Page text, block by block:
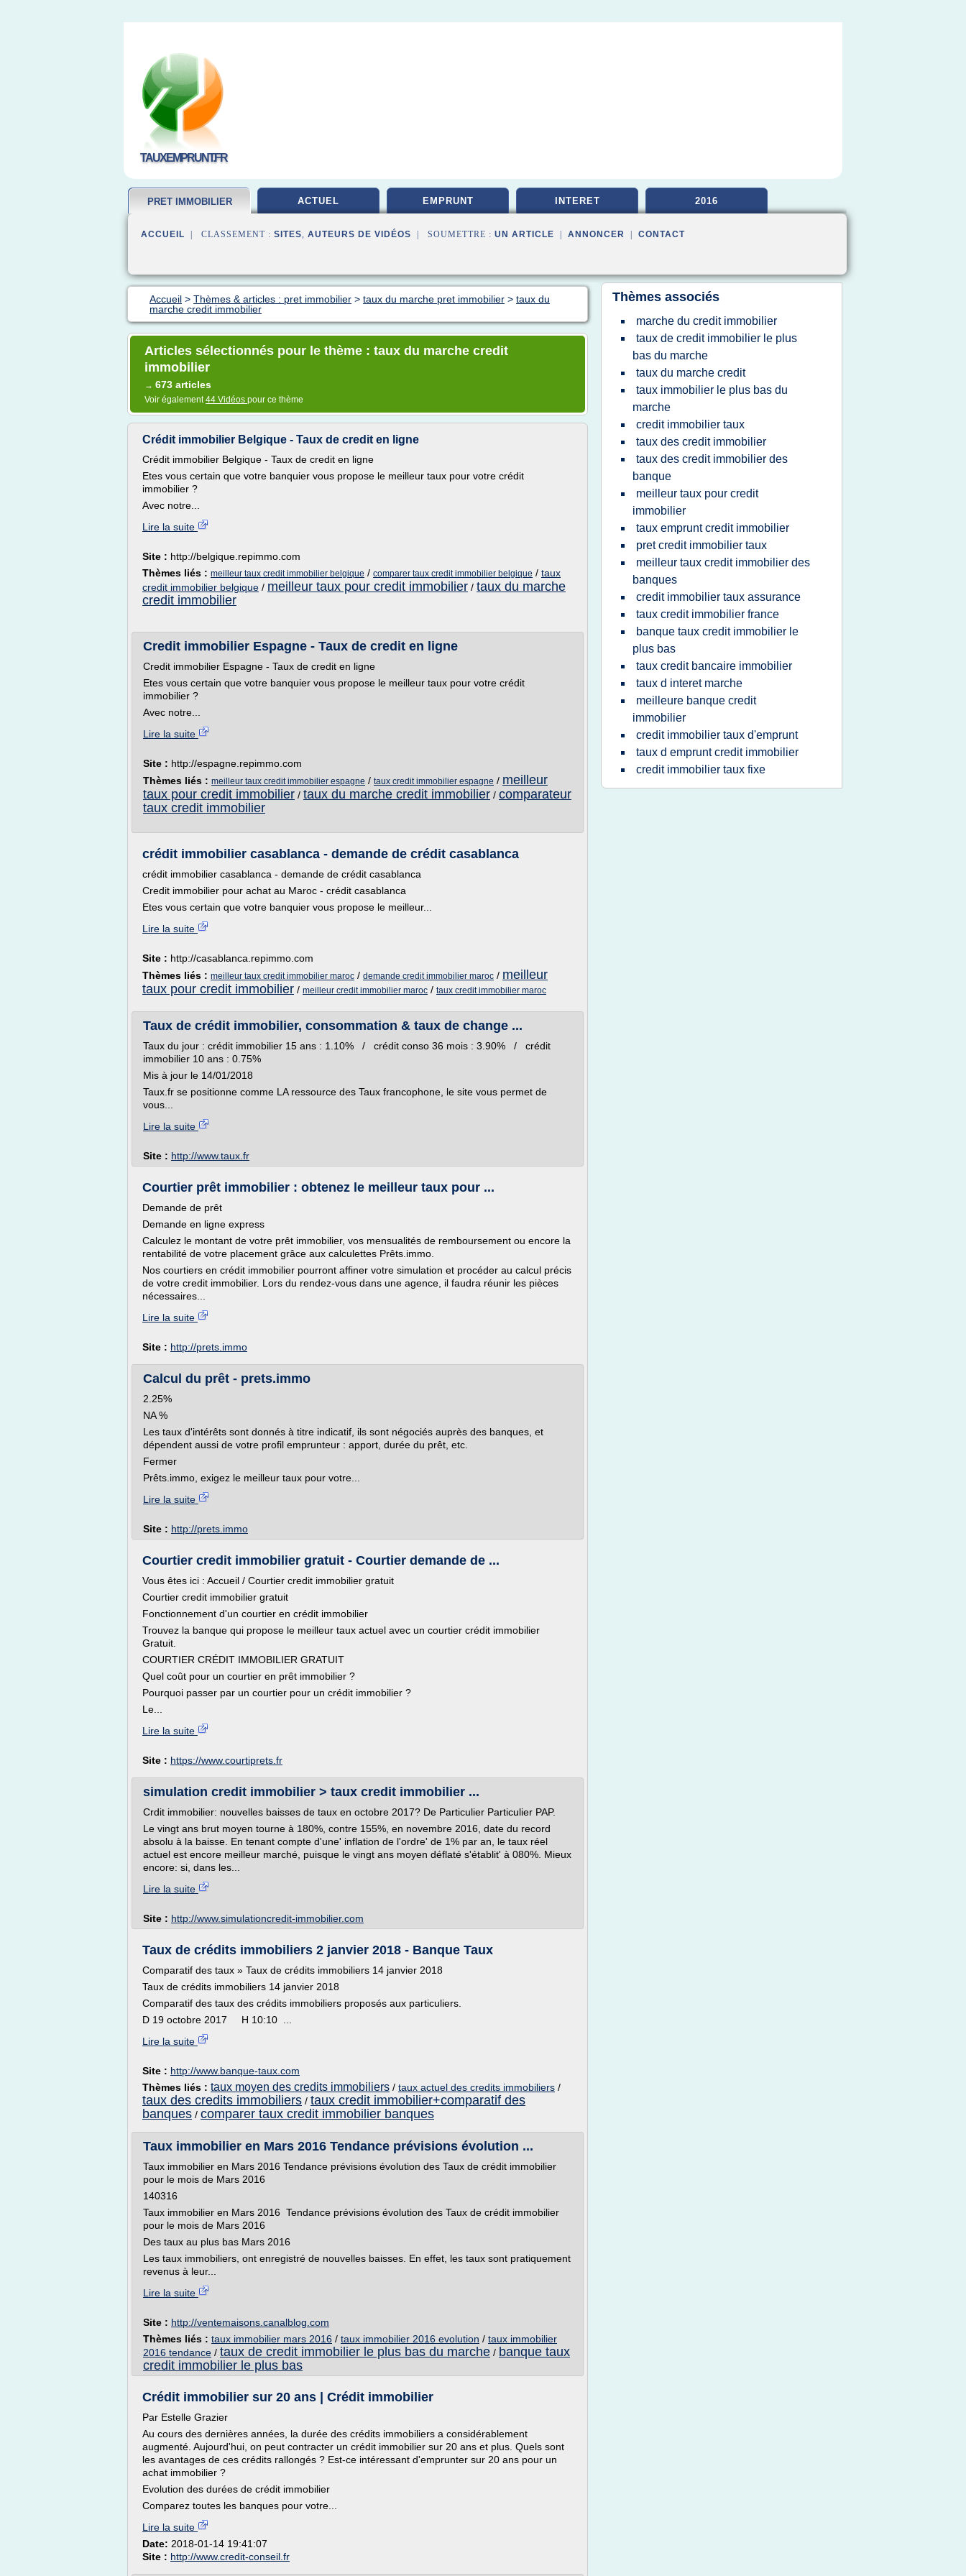
TAUXEMPRUNT.FR
PRET IMMOBILIER ACTUEL EMPRUNT INTERET 2016
ACCUEIL | CLASSEMENT : SITES, AUTEURS DE VIDÉOS | SOUMETTRE : UN ARTICLE ANNONCER CONTACT
Accueil > Thèmes & articles : pret immobilier > taux du marche pret immobilier > taux du
marche credit immobilier
Articles sélectionnés pour le thème : taux du marche credit
immobilier
→ 673 articles
Voir également44 Vidéos pour ce thème
Crédit immobilier Belgique - Taux de credit en ligne
Crédit immobilier Belgique - Taux de credit en ligne
Etes vous certain que votre banquier vous propose le meilleur taux pour votre crédit
immobilier ?
Avec notre...
Lire la suite
Site : http://belgique.repimmo.com
Thèmes liés : meilleur taux credit immobilier belgique / comparer taux credit immobilier belgique / taux
credit immobilier belgique / meilleur taux pour credit immobilier / taux du marche
credit immobilier
Credit immobilier Espagne - Taux de credit en ligne
Credit immobilier Espagne - Taux de credit en ligne
Etes vous certain que votre banquier vous propose le meilleur taux pour votre crédit
immobilier ?
Avec notre...
Lire la suite
Site : http://espagne.repimmo.com
Thèmes liés : meilleur taux credit immobilier espagne / taux credit immobilier espagne / meilleur
taux pour credit immobilier / taux du marche credit immobilier / comparateur
taux credit immobilier
crédit immobilier casablanca - demande de crédit casablanca
crédit immobilier casablanca - demande de crédit casablanca
Credit immobilier pour achat au Maroc - crédit casablanca
Etes vous certain que votre banquier vous propose le meilleur...
Lire la suite
Site : http://casablanca.repimmo.com
Thèmes liés : meilleur taux credit immobilier maroc / demande credit immobilier maroc / meilleur
taux pour credit immobilier / meilleur credit immobilier maroc / taux credit immobilier maroc
Taux de crédit immobilier, consommation & taux de change ...
Taux du jour : crédit immobilier 15 ans : 1.10% / crédit conso 36 mois : 3.90% / crédit
immobilier 10 ans : 0.75%
Mis à jour le 14/01/2018
Taux.fr se positionne comme LA ressource des Taux francophone, le site vous permet de
vous...
Lire la suite
Site : http://www.taux.fr
Courtier prêt immobilier : obtenez le meilleur taux pour ...
Demande de prêt
Demande en ligne express
Calculez le montant de votre prêt immobilier, vos mensualités de remboursement ou encore la
rentabilité de votre placement grâce aux calculettes Prêts.immo.
Nos courtiers en crédit immobilier pourront affiner votre simulation et procéder au calcul précis
de votre credit immobilier. Lors du rendez-vous dans une agence, il faudra réunir les pièces
nécessaires...
Lire la suite
Site : http://prets.immo
Calcul du prêt - prets.immo
2.25%
NA %
Les taux d'intérêts sont donnés à titre indicatif, ils sont négociés auprès des banques, et
dépendent aussi de votre profil emprunteur : apport, durée du prêt, etc.
Fermer
Prêts.immo, exigez le meilleur taux pour votre...
Lire la suite
Site : http://prets.immo
Courtier credit immobilier gratuit - Courtier demande de ...
Vous êtes ici : Accueil / Courtier credit immobilier gratuit
Courtier credit immobilier gratuit
Fonctionnement d'un courtier en crédit immobilier
Trouvez la banque qui propose le meilleur taux actuel avec un courtier crédit immobilier
Gratuit.
COURTIER CRÉDIT IMMOBILIER GRATUIT
Quel coût pour un courtier en prêt immobilier ?
Pourquoi passer par un courtier pour un crédit immobilier ?
Le...
Lire la suite
Site : https://www.courtiprets.fr
simulation credit immobilier > taux credit immobilier ...
Crdit immobilier: nouvelles baisses de taux en octobre 2017? De Particulier Particulier PAP.
Le vingt ans brut moyen tourne à 180%, contre 155%, en novembre 2016, date du record
absolu à la baisse. En tenant compte d'une' inflation de l'ordre' de 1% par an, le taux réel
actuel est encore meilleur marché, puisque le vingt ans moyen déflaté s'établit' à 080%. Mieux
encore: si, dans les...
Lire la suite
Site : http://www.simulationcredit-immobilier.com
Taux de crédits immobiliers 2 janvier 2018 - Banque Taux
Comparatif des taux » Taux de crédits immobiliers 14 janvier 2018
Taux de crédits immobiliers 14 janvier 2018
Comparatif des taux des crédits immobiliers proposés aux particuliers.
D 19 octobre 2017 H 10:10 ...
Lire la suite
Site : http://www.banque-taux.com
Thèmes liés : taux moyen des credits immobiliers / taux actuel des credits immobiliers /
taux des credits immobiliers / taux credit immobilier+comparatif des
banques / comparer taux credit immobilier banques
Taux immobilier en Mars 2016 Tendance prévisions évolution ...
Taux immobilier en Mars 2016 Tendance prévisions évolution des Taux de crédit immobilier
pour le mois de Mars 2016
140316
Taux immobilier en Mars 2016 Tendance prévisions évolution des Taux de crédit immobilier
pour le mois de Mars 2016
Des taux au plus bas Mars 2016
Les taux immobiliers, ont enregistré de nouvelles baisses. En effet, les taux sont pratiquement
revenus à leur...
Lire la suite
Site : http://ventemaisons.canalblog.com
Thèmes liés : taux immobilier mars 2016 / taux immobilier 2016 evolution / taux immobilier
2016 tendance / taux de credit immobilier le plus bas du marche / banque taux
credit immobilier le plus bas
Crédit immobilier sur 20 ans | Crédit immobilier
Par Estelle Grazier
Au cours des dernières années, la durée des crédits immobiliers a considérablement
augmenté. Aujourd'hui, on peut contracter un crédit immobilier sur 20 ans et plus. Quels sont
les avantages de ces crédits rallongés ? Est-ce intéressant d'emprunter sur 20 ans pour un
achat immobilier ?
Evolution des durées de crédit immobilier
Comparez toutes les banques pour votre...
Lire la suite
Date: 2018-01-14 19:41:07
Site : http://www.credit-conseil.fr
Thèmes associés
marche du credit immobilier
taux de credit immobilier le plus
bas du marche
taux du marche credit
taux immobilier le plus bas du
marche
credit immobilier taux
taux des credit immobilier
taux des credit immobilier des
banque
meilleur taux pour credit
immobilier
taux emprunt credit immobilier
pret credit immobilier taux
meilleur taux credit immobilier des
banques
credit immobilier taux assurance
taux credit immobilier france
banque taux credit immobilier le
plus bas
taux credit bancaire immobilier
taux d interet marche
meilleure banque credit
immobilier
credit immobilier taux d'emprunt
taux d emprunt credit immobilier
credit immobilier taux fixe